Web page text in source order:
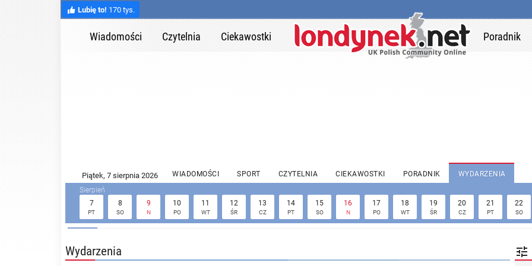
Lubię to! 170 tys.
Wiadomości Czytelnia Ciekawostki Poradnik
WIADOMOŚCI SPORT CZYTELNIA CIEKAWOSTKI PORADNIK WYDARZENIA
7
PT
8
SO
9
N
10
PO
11
WT
12
ŚR
13
CZ
14
PT
15
SO
16
N
17
PO
18
WT
19
ŚR
20
CZ
21
PT
22
SO

Wydarzenia